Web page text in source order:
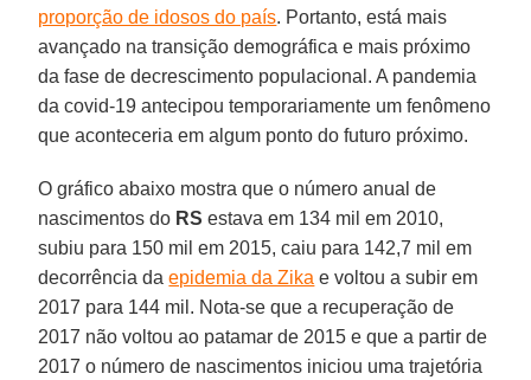
proporção de idosos do país. Portanto, está mais
avançado na transição demográfica e mais próximo
da fase de decrescimento populacional. A pandemia
da covid-19 antecipou temporariamente um fenômeno
que aconteceria em algum ponto do futuro próximo.
O gráfico abaixo mostra que o número anual de
nascimentos do RS estava em 134 mil em 2010,
subiu para 150 mil em 2015, caiu para 142,7 mil em
decorrência daepidemia da Zika e voltou a subir em
2017 para 144 mil. Nota-se que a recuperação de
2017 não voltou ao patamar de 2015 e que a partir de
2017 o número de nascimentos iniciou uma trajetória